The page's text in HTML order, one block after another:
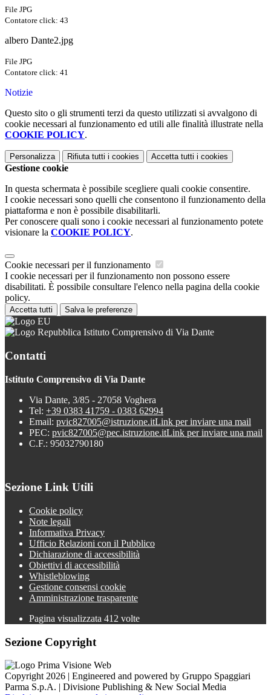
File JPG
Contatore click: 43
albero Dante2.jpg
File JPG
Contatore click: 41
Notizie
Questo sito o gli strumenti terzi da questo utilizzati si avvalgono di
cookie necessari al funzionamento ed utili alle finalità illustrate nella
COOKIE POLICY.
Personalizza Rifiuta tutti i cookies Accetta tutti i cookies
Gestione cookie
In questa schermata è possibile scegliere quali cookie consentire.
I cookie necessari sono quelli che consentono il funzionamento della
piattaforma e non è possibile disabilitarli.
Per conoscere quali sono i cookie necessari al funzionamento potete
visionare la COOKIE POLICY.
Cookie necessari per il funzionamento
I cookie necessari per il funzionamento non possono essere
disabilitati. È possibile consultare l'elenco nella pagina della cookie
policy.
Accetta tutti Salva le preferenze
Istituto Comprensivo di Via Dante
Contatti
Istituto Comprensivo di Via Dante
Via Dante, 3/85 - 27058 Voghera
Tel: +39 0383 41759 - 0383 62994
Email: pvic827005@istruzione.itLink per inviare una mail
PEC: pvic827005@pec.istruzione.itLink per inviare una mail
C.F.: 95032790180
Sezione Link Utili
Cookie policy
Note legali
Informativa Privacy
Ufficio Relazioni con il Pubblico
Dichiarazione di accessibilità
Obiettivi di accessibilità
Whistleblowing
Gestione consensi cookie
Amministrazione trasparente
Pagina visualizzata 412 volte
Sezione Copyright
Copyright 2026 | Engineered and powered by Gruppo Spaggiari
Parma S.p.A. | Divisione Publishing & New Social Media